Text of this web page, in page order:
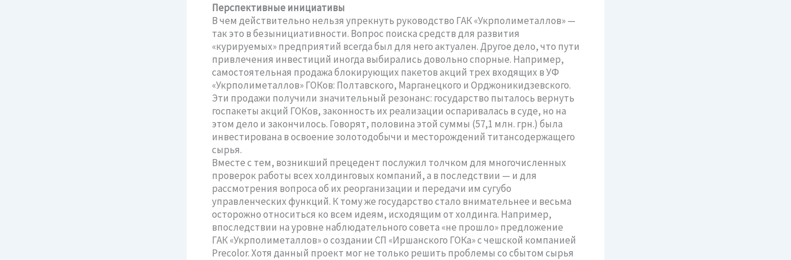
Перспективные инициативы
В чем действительно нельзя упрекнуть руководство ГАК «Укрполиметаллов» —
так это в безынициативности. Вопрос поиска средств для развития
«курируемых» предприятий всегда был для него актуален. Другое дело, что пути
привлечения инвестиций иногда выбирались довольно спорные. Например,
самостоятельная продажа блокирующих пакетов акций трех входящих в УФ
«Укрполиметаллов» ГОКов: Полтавского, Марганецкого и Орджоникидзевского.
Эти продажи получили значительный резонанс: государство пыталось вернуть
госпакеты акций ГОКов, законность их реализации оспаривалась в суде, но на
этом дело и закончилось. Говорят, половина этой суммы (57,1 млн. грн.) была
инвестирована в освоение золотодобычи и месторождений титансодержащего
сырья.
Вместе с тем, возникший прецедент послужил толчком для многочисленных
проверок работы всех холдинговых компаний, а в последствии — и для
рассмотрения вопроса об их реорганизации и передачи им сугубо
управленческих функций. К тому же государство стало внимательнее и весьма
осторожно относиться ко всем идеям, исходящим от холдинга. Например,
впоследствии на уровне наблюдательного совета «не прошло» предложение
ГАК «Укрполиметаллов» о создании СП «Иршанского ГОКа» с чешской компанией
Precolor. Хотя данный проект мог не только решить проблемы со сбытом сырья